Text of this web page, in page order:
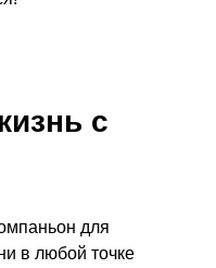
с
для
в любой точке